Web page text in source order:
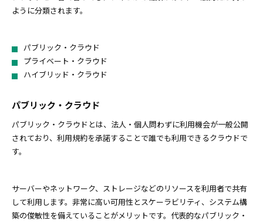
ように分類されます。
パブリック・クラウド
プライベート・クラウド
ハイブリッド・クラウド
パブリック・クラウド
パブリック・クラウドとは、法人・個人問わずに利用機会が一般公開
されており、利用規約を承諾することで誰でも利用できるクラウドで
す。
サーバーやネットワーク、ストレージなどのリソースを利用者で共有
して利用します。非常に高い可用性とスケーラビリティ、システム構
築の俊敏性を備えていることがメリットです。代表的なパブリック・